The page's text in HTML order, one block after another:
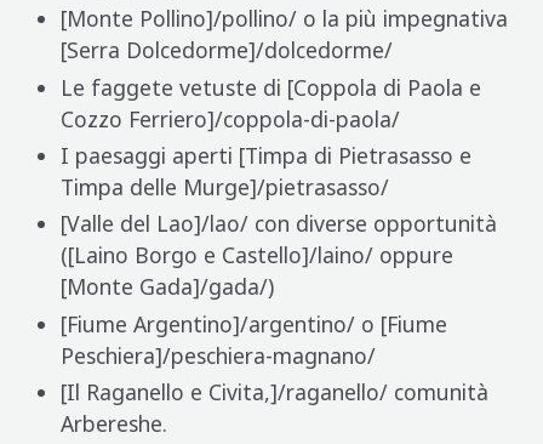
[Monte Pollino]/pollino/ o la più impegnativa
[Serra Dolcedorme]/dolcedorme/
Le faggete vetuste di [Coppola di Paola e
Cozzo Ferriero]/coppola-di-paola/
I paesaggi aperti [Timpa di Pietrasasso e
Timpa delle Murge]/pietrasasso/
[Valle del Lao]/lao/ con diverse opportunità
([Laino Borgo e Castello]/laino/ oppure
[Monte Gada]/gada/)
[Fiume Argentino]/argentino/ o [Fiume
Peschiera]/peschiera-magnano/
[Il Raganello e Civita,]/raganello/ comunità
Arbereshe.